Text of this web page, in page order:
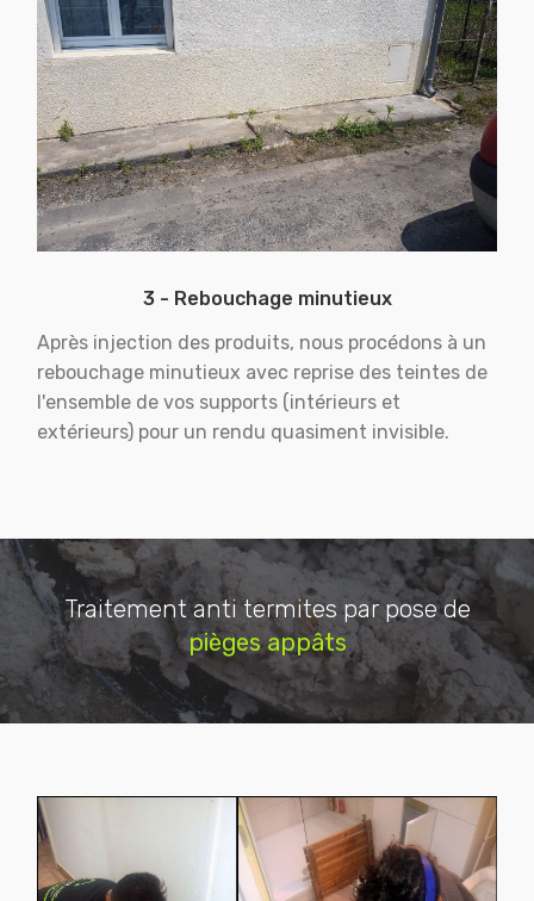
3 - Rebouchage minutieux
Après injection des produits, nous procédons à un
rebouchage minutieux avec reprise des teintes de
l'ensemble de vos supports (intérieurs et
extérieurs) pour un rendu quasiment invisible.
Traitement anti termites par pose de
pièges appâts